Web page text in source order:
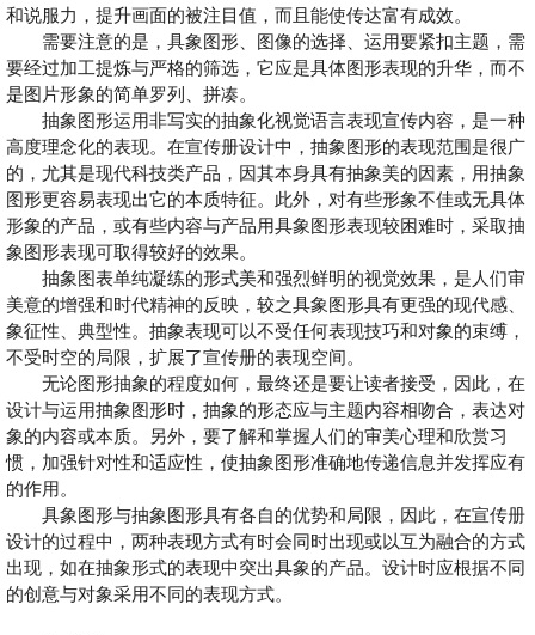
和说服力，提升画面的被注目值，而且能使传达富有成效。
需要注意的是，具象图形、图像的选择、运用要紧扣主题，需
要经过加工提炼与严格的筛选，它应是具体图形表现的升华，而不
是图片形象的简单罗列、拼凑。
抽象图形运用非写实的抽象化视觉语言表现宣传内容，是一种
高度理念化的表现。在宣传册设计中，抽象图形的表现范围是很广
的，尤其是现代科技类产品，因其本身具有抽象美的因素，用抽象
图形更容易表现出它的本质特征。此外，对有些形象不佳或无具体
形象的产品，或有些内容与产品用具象图形表现较困难时，采取抽
象图形表现可取得较好的效果。
抽象图表单纯凝练的形式美和强烈鲜明的视觉效果，是人们审
美意的增强和时代精神的反映，较之具象图形具有更强的现代感、
象征性、典型性。抽象表现可以不受任何表现技巧和对象的束缚，
不受时空的局限，扩展了宣传册的表现空间。
无论图形抽象的程度如何，最终还是要让读者接受，因此，在
设计与运用抽象图形时，抽象的形态应与主题内容相吻合，表达对
象的内容或本质。另外，要了解和掌握人们的审美心理和欣赏习
惯，加强针对性和适应性，使抽象图形准确地传递信息并发挥应有
的作用。
具象图形与抽象图形具有各自的优势和局限，因此，在宣传册
设计的过程中，两种表现方式有时会同时出现或以互为融合的方式
出现，如在抽象形式的表现中突出具象的产品。设计时应根据不同
的创意与对象采用不同的表现方式。